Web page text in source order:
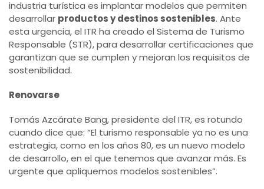
industria turística es implantar modelos que permiten
desarrollar productos y destinos sostenibles. Ante
esta urgencia, el ITR ha creado el Sistema de Turismo
Responsable (STR), para desarrollar certificaciones que
garantizan que se cumplen y mejoran los requisitos de
sostenibilidad.
Renovarse
Tomás Azcárate Bang, presidente del ITR, es rotundo
cuando dice que: “El turismo responsable ya no es una
estrategia, como en los años 80, es un nuevo modelo
de desarrollo, en el que tenemos que avanzar más. Es
urgente que apliquemos modelos sostenibles”.